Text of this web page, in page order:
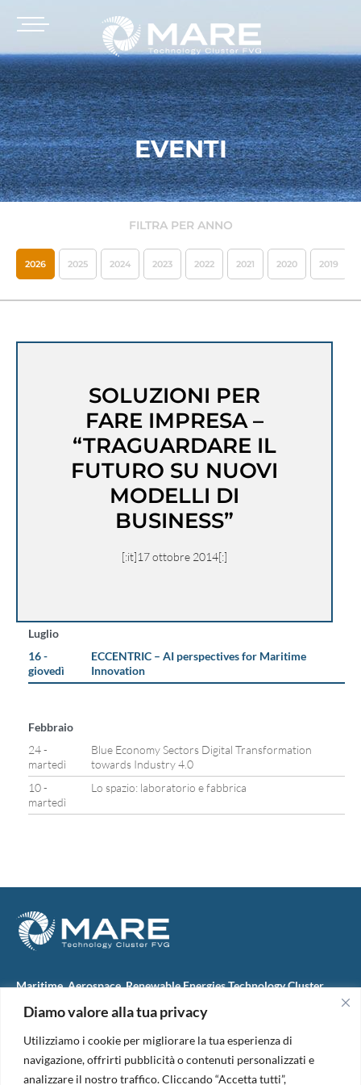
Diamo valore alla tua privacy
Utilizziamo i cookie per migliorare la tua esperienza di
navigazione, offrirti pubblicità o contenuti personalizzati e
analizzare il nostro traffico. Cliccando “Accetta tutti”,
EVENTI
FILTRA PER ANNO
2026 2025 2024 2023 2022 2021 2020 2019
SOLUZIONI PER
FARE IMPRESA –
“TRAGUARDARE IL
FUTURO SU NUOVI
MODELLI DI
BUSINESS”
[:it]17 ottobre 2014[:]
Luglio
16 -
giovedì
ECCENTRIC – AI perspectives for Maritime
Innovation
Febbraio
24 -
martedì
Blue Economy Sectors Digital Transformation
towards Industry 4.0
10 -
martedì
Lo spazio: laboratorio e fabbrica
Maritime, Aerospace, Renewable Energies Technology Cluster
M.A.R.E. TC FVG S.c.ar.l.
34074 Monfalcone (Italy)
tel. +39 0481 723440
Codice Fiscale e Partita Iva: 01138620313